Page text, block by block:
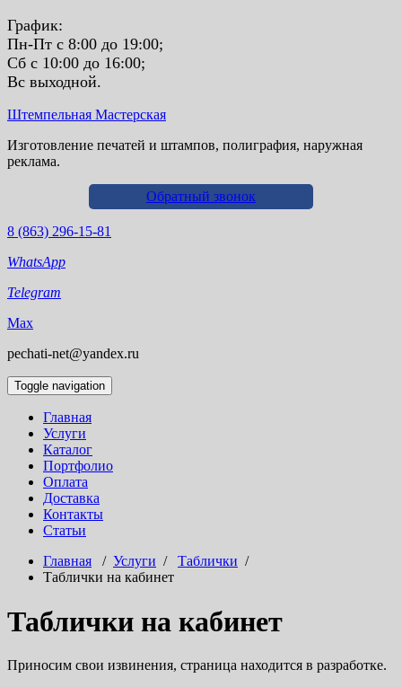
График:
Пн-Пт с 8:00 до 19:00;
Сб с 10:00 до 16:00;
Вс выходной.
Штемпельная Мастерская
Изготовление печатей и штампов, полиграфия, наружная
реклама.
Обратный звонок
8 (863) 296-15-81
WhatsApp
Telegram
Max
pechati-net@yandex.ru
Toggle navigation
Главная
Услуги
Каталог
Портфолио
Оплата
Доставка
Контакты
Статьи
Главная / Услуги / Таблички /
Таблички на кабинет
Таблички на кабинет
Приносим свои извинения, страница находится в разработке.